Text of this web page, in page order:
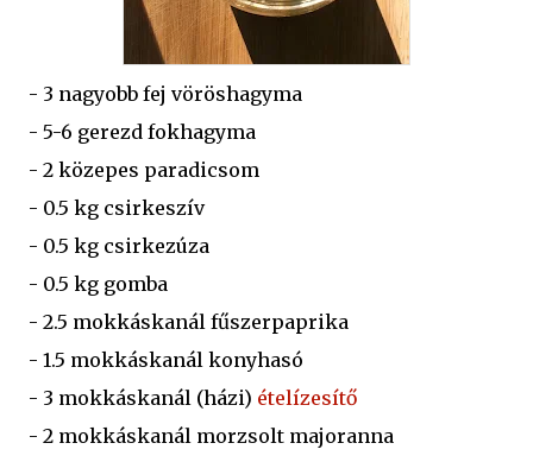
- 3 nagyobb fej vöröshagyma
- 5-6 gerezd fokhagyma
- 2 közepes paradicsom
- 0.5 kg csirkeszív
- 0.5 kg csirkezúza
- 0.5 kg gomba
- 2.5 mokkáskanál fűszerpaprika
- 1.5 mokkáskanál konyhasó
- 3 mokkáskanál (házi) ételízesítő
- 2 mokkáskanál morzsolt majoranna